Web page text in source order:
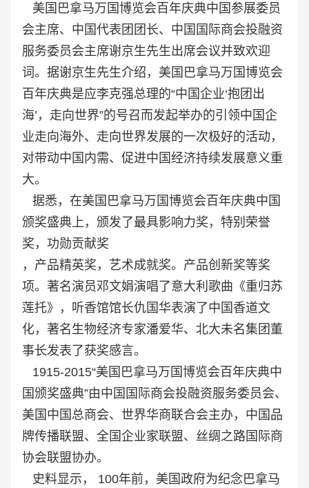
美国巴拿马万国博览会百年庆典中国参展委员
会主席、中国代表团团长、中国国际商会投融资
服务委员会主席谢京生先生出席会议并致欢迎
词。据谢京生先生介绍，美国巴拿马万国博览会
百年庆典是应李克强总理的“中国企业‘抱团出
海’，走向世界”的号召而发起举办的引领中国企
业走向海外、走向世界发展的一次极好的活动，
对带动中国内需、促进中国经济持续发展意义重
大。
据悉，在美国巴拿马万国博览会百年庆典中国
颁奖盛典上，颁发了最具影响力奖，特别荣誉
奖，功勋贡献奖
，产品精英奖，艺术成就奖。产品创新奖等奖
项。著名演员邓文娟演唱了意大利歌曲《重归苏
莲托》，听香馆馆长仇国华表演了中国香道文
化，著名生物经济专家潘爱华、北大未名集团董
事长发表了获奖感言。
1915-2015“美国巴拿马万国博览会百年庆典中
国颁奖盛典”由中国国际商会投融资服务委员会、
美国中国总商会、世界华商联合会主办，中国品
牌传播联盟、全国企业家联盟、丝绸之路国际商
协会联盟协办。
史料显示， 100年前，美国政府为纪念巴拿马